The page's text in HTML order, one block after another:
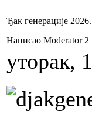
Ђак генерације 2026.
Написао Moderator 2
уторак,